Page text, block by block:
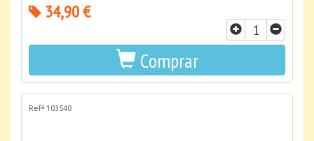
34,90 €
Comprar
Refª 103540